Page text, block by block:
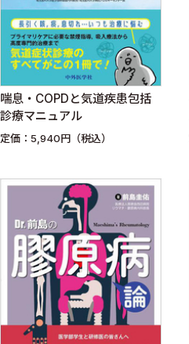
喘息・COPDと気道疾患包括
診療マニュアル
定価：5,940円（税込）